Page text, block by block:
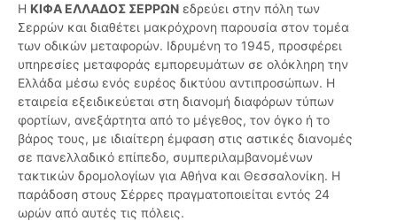
Η ΚΙΦΑ ΕΛΛΑΔΟΣ ΣΕΡΡΩΝ εδρεύει στην πόλη των
Σερρών και διαθέτει μακρόχρονη παρουσία στον τομέα
των οδικών μεταφορών. Ιδρυμένη το 1945, προσφέρει
υπηρεσίες μεταφοράς εμπορευμάτων σε ολόκληρη την
Ελλάδα μέσω ενός ευρέος δικτύου αντιπροσώπων. Η
εταιρεία εξειδικεύεται στη διανομή διαφόρων τύπων
φορτίων, ανεξάρτητα από το μέγεθος, τον όγκο ή το
βάρος τους, με ιδιαίτερη έμφαση στις αστικές διανομές
σε πανελλαδικό επίπεδο, συμπεριλαμβανομένων
τακτικών δρομολογίων για Αθήνα και Θεσσαλονίκη. Η
παράδοση στους Σέρρες πραγματοποιείται εντός 24
ωρών από αυτές τις πόλεις.